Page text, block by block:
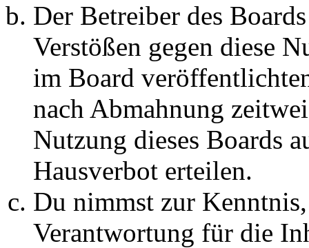
Der Betreiber des
Verstößen gegen diese
im Board
nach Abmahnung
Nutzung dieses Boards
Hausverbot erteilen.
Du nimmst zur
Verantwortung für die